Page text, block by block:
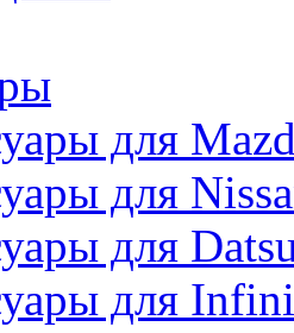
для
для
для
для